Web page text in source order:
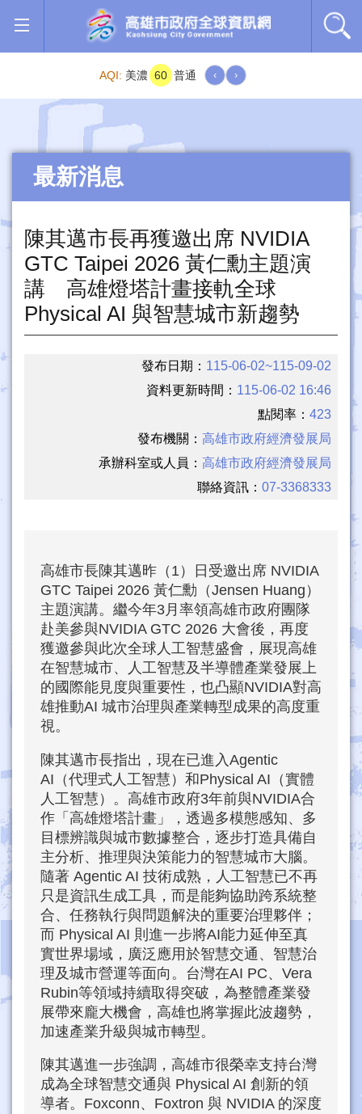
跳到主要內容區塊
AQI: 美濃 60 普通 ‹ ›
最新消息
陳其邁市長再獲邀出席 NVIDIA
GTC Taipei 2026 黃仁勳主題演
講 高雄燈塔計畫接軌全球
Physical AI 與智慧城市新趨勢
發布日期： 115-06-02~115-09-02
資料更新時間： 115-06-02 16:46
點閱率：423
發布機關：高雄市政府經濟發展局
承辦科室或人員：高雄市政府經濟發展局
聯絡資訊：07-3368333
高雄市長陳其邁昨（1）日受邀出席 NVIDIA
GTC Taipei 2026 黃仁勳（Jensen Huang）
主題演講。繼今年3月率領高雄市政府團隊
赴美參與NVIDIA GTC 2026 大會後，再度
獲邀參與此次全球人工智慧盛會，展現高雄
在智慧城市、人工智慧及半導體產業發展上
的國際能見度與重要性，也凸顯NVIDIA對高
雄推動AI 城市治理與產業轉型成果的高度重
視。
陳其邁市長指出，現在已進入Agentic
AI（代理式人工智慧）和Physical AI（實體
人工智慧）。高雄市政府3年前與NVIDIA合
作「高雄燈塔計畫」，透過多模態感知、多
目標辨識與城市數據整合，逐步打造具備自
主分析、推理與決策能力的智慧城市大腦。
隨著 Agentic AI 技術成熟，人工智慧已不再
只是資訊生成工具，而是能夠協助跨系統整
合、任務執行與問題解決的重要治理夥伴；
而 Physical AI 則進一步將AI能力延伸至真
實世界場域，廣泛應用於智慧交通、智慧治
理及城市營運等面向。台灣在AI PC、Vera
Rubin等領域持續取得突破，為整體產業發
展帶來龐大機會，高雄也將掌握此波趨勢，
加速產業升級與城市轉型。
陳其邁進一步強調，高雄市很榮幸支持台灣
成為全球智慧交通與 Physical AI 創新的領
導者。Foxconn、Foxtron 與 NVIDIA 的深度